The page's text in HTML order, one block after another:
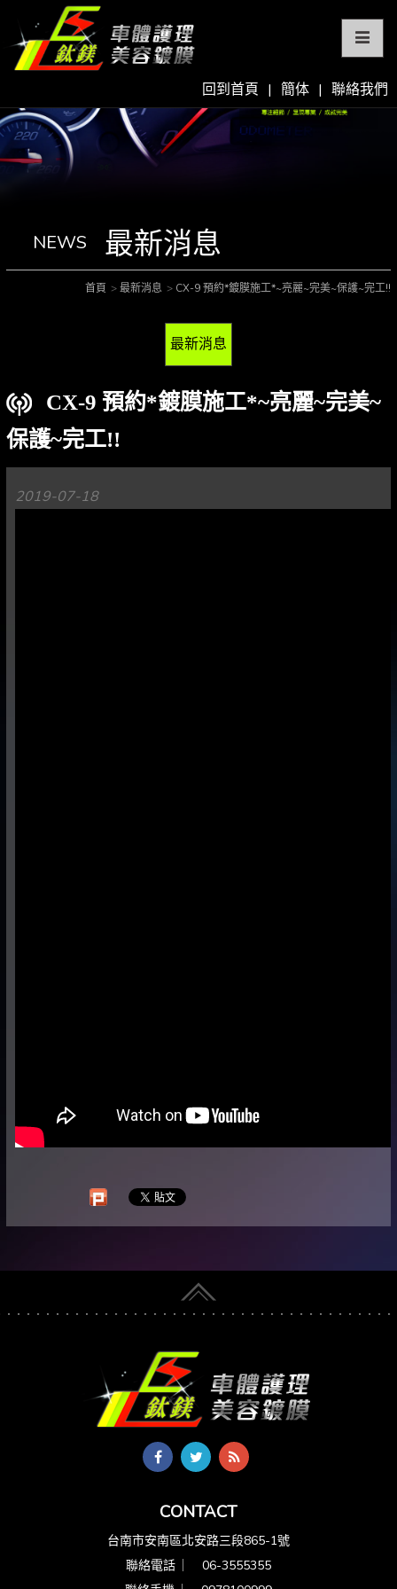
回到首頁 | 簡体 | 聯絡我們
NEWS 最新消息
首頁 最新消息 CX-9 預約*鍍膜施工*~亮麗~完美~保護~完工!!
最新消息
CX-9 預約*鍍膜施工*~亮麗~完美~
保護~完工!!
2019-07-18
CONTACT
台南市安南區北安路三段865-1號
聯絡電話 ︳ 06-3555355